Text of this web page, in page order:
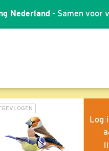
Nederland - Samen voor
Log